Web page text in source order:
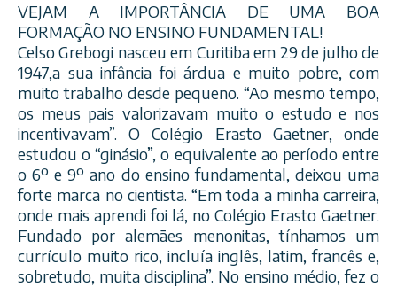
VEJAM A IMPORTÂNCIA DE UMA BOA
FORMAÇÃO NO ENSINO FUNDAMENTAL!
Celso Grebogi nasceu em Curitiba em 29 de julho de
1947,a sua infância foi árdua e muito pobre, com
muito trabalho desde pequeno. “Ao mesmo tempo,
os meus pais valorizavam muito o estudo e nos
incentivavam”. O Colégio Erasto Gaetner, onde
estudou o “ginásio”, o equivalente ao período entre
o 6º e 9º ano do ensino fundamental, deixou uma
forte marca no cientista. “Em toda a minha carreira,
onde mais aprendi foi lá, no Colégio Erasto Gaetner.
Fundado por alemães menonitas, tínhamos um
currículo muito rico, incluía inglês, latim, francês e,
sobretudo, muita disciplina”. No ensino médio, fez o